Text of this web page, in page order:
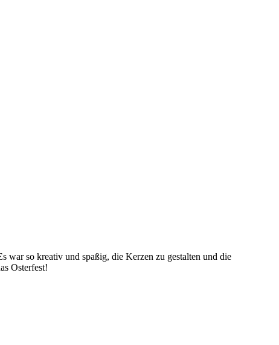
war so kreativ und spaßig, die Kerzen zu gestalten und die
Osterfest!